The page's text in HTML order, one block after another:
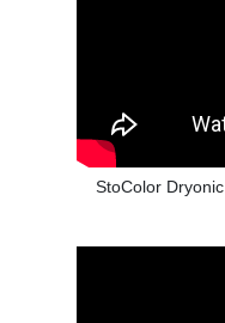
StoColor Dryonic